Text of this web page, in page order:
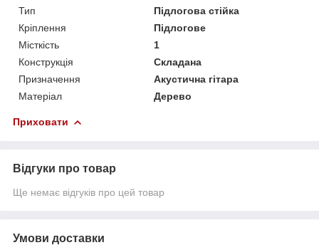
Тип
Підлогова стійка
Кріплення
Підлогове
Місткість
1
Конструкція
Складана
Призначення
Акустична гітара
Матеріал
Дерево
Приховати
Відгуки про товар
Ще немає відгуків про цей товар
Умови доставки